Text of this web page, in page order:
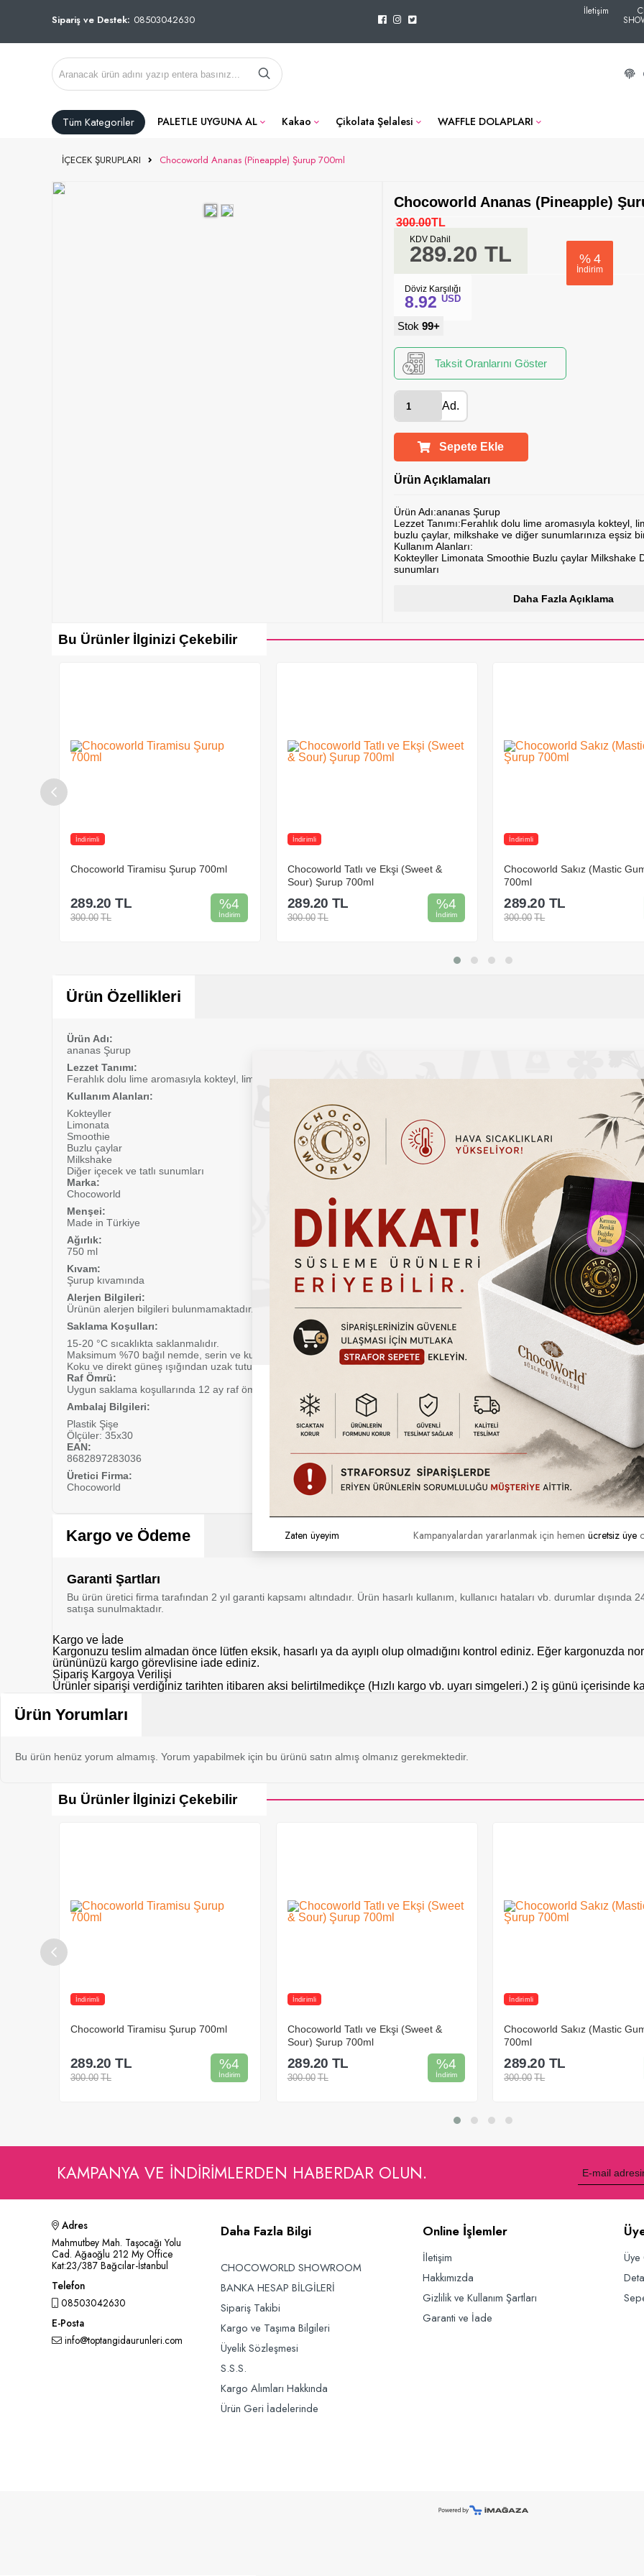
Sipariş ve Destek: 08503042630
İletişim
Tüm Kategoriler PALETLE UYGUNA AL Kakao Çikolata Şelalesi WAFFLE DOLAPLARI
İÇECEK ŞURUPLARI Chocoworld Ananas (Pineapple) Şurup 700ml
Chocoworld Ananas (Pineapple)
% 4
İndirim
300.00TL
289.20 TL
KDV Dahil
Döviz Karşılığı
8.92 USD
Stok 99+
Taksit Oranlarını Göster
Ad.
Sepete Ekle
Ürün Açıklamaları
Ürün Adı:ananas Şurup
Lezzet Tanımı:Ferahlık dolu lime aromasıyla kokteyl,
buzlu çaylar, milkshake ve diğer sunumlarınıza eşsiz
Kullanım Alanları:
Kokteyller Limonata Smoothie Buzlu çaylar Milkshake
sunumları
Saklama Koşulları:
Daha Fazla Açıklama
Bu Ürünler İlginizi Çekebilir
İndirimli
Chocoworld Tatlı ve Ekşi (Sweet &
%4
İndirim
289.20 TL
300.00 TL
İndirimli
Chocoworld Sakız (Mastic Gum) Şurup
700ml
%4
İndirim
289.20 TL
300.00 TL
İndirimli
Chocoworld Gül (Rose) Şurup
289.20 TL
300.00 TL
Ürün Özellikleri
Ürün Adı:
ananas Şurup
Lezzet Tanımı:
Ferahlık dolu lime aromasıyla kokteyl, limonata, smoothie, buzlu çaylar, milkshake ve diğer sunumlarınıza eşsiz bir tat katar.
Kullanım Alanları:
Kokteyller
Limonata
Smoothie
Buzlu çaylar
Milkshake
Diğer içecek ve tatlı sunumları
Marka:
Chocoworld
Menşei:
Made in Türkiye
Ağırlık:
750 ml
Kıvam:
Şurup kıvamında
Alerjen Bilgileri:
Ürünün alerjen bilgileri bulunmamaktadır.
Saklama Koşulları:
15-20 °C sıcaklıkta saklanmalıdır.
Maksimum %70 bağıl nemde, serin ve kuru bir ortamda muhafaza edilmelidir.
Koku ve direkt güneş ışığından uzak tutulmalıdır.
Raf Ömrü:
Uygun saklama koşullarında 12 ay raf ömrüne sahiptir.
Ambalaj Bilgileri:
Plastik Şişe
Ölçüler: 35x30
EAN:
8682897283036
Üretici Firma:
Chocoworld
Kargo ve Ödeme
Garanti Şartları
Bu ürün üretici firma tarafından 2 yıl garanti kapsamı altındadır. Ürün hasarlı kullanım, kullanıcı hataları vb. durumlar
satışa sunulmaktadır.
Kargo ve İade
Kargonuzu teslim almadan önce lütfen eksik, hasarlı ya da ayıplı olup olmadığını kontrol ediniz. Eğer kargonuzda
ürününüzü kargo görevlisine iade ediniz.
Sipariş Kargoya Verilişi
Ürünler siparişi verdiğiniz tarihten itibaren aksi belirtilmedikçe (Hızlı kargo vb. uyarı simgeleri.) 2 iş günü içerisinde
Ürün Yorumları
Bu ürün henüz yorum almamış. Yorum yapabilmek için bu ürünü satın almış olmanız gerekmektedir.
Bu Ürünler İlginizi Çekebilir
İndirimli
Chocoworld Tatlı ve Ekşi (Sweet &
%4
İndirim
289.20 TL
300.00 TL
İndirimli
Chocoworld Sakız (Mastic Gum) Şurup
700ml
%4
İndirim
289.20 TL
300.00 TL
İndirimli
Chocoworld Gül (Rose) Şurup
289.20 TL
300.00 TL
KAMPANYA VE INDIRIMLERDEN HABERDAR OLUN.
Adres
Mahmutbey Mah. Taşocağı Yolu
Cad. Ağaoğlu 212 My Office
Kat:23/387 Bağcılar-İstanbul
Telefon
08503042630
E-Posta
info@toptangidaurunleri.com
Daha Fazla Bilgi
CHOCOWORLD SHOWROOM
BANKA HESAP BİLGİLERİ
Sipariş Takibi
Kargo ve Taşıma Bilgileri
Üyelik Sözleşmesi
S.S.S.
Kargo Alımları Hakkında
Ürün Geri İadelerinde
Online İşlemler
İletişim
Hakkımızda
Gizlilik ve Kullanım Şartları
Garanti ve İade
Üye
Kampanyalardan yararlanmak için hemen ücretsiz üye
Zaten üyeyim